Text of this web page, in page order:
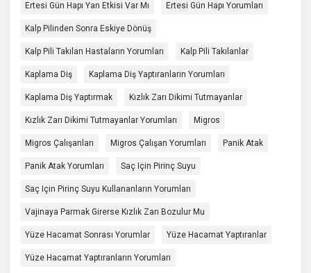
Ertesi Gün Hapı Yan Etkisi Var Mı Ertesi Gün Hapı Yorumları
Kalp Pilinden Sonra Eskiye Dönüş
Kalp Pili Takılan Hastaların Yorumları Kalp Pili Takılanlar
Kaplama Diş Kaplama Diş Yaptıranların Yorumları
Kaplama Diş Yaptırmak Kızlık Zarı Dikimi Tutmayanlar
Kızlık Zarı Dikimi Tutmayanlar Yorumları Migros
Migros Çalışanları Migros Çalışan Yorumları Panik Atak
Panik Atak Yorumları Saç Için Pirinç Suyu
Saç Için Pirinç Suyu Kullananların Yorumları
Vajinaya Parmak Girerse Kızlık Zarı Bozulur Mu
Yüze Hacamat Sonrası Yorumlar Yüze Hacamat Yaptıranlar
Yüze Hacamat Yaptıranların Yorumları